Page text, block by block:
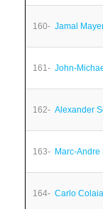
160- Jamal
161- John-
162- Alexander
163- Marc-Andre
164- Carlo